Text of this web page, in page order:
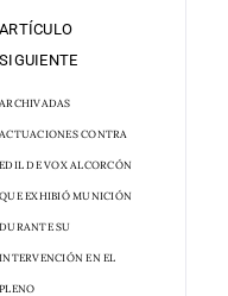
ARTÍCULO
SIGUIENTE
ARCHIVADAS
ACTUACIONES CONTRA
EDIL DE VOX ALCORCÓN
QUE EXHIBIÓ MUNICIÓN
DURANTE SU
INTERVENCIÓN EN EL
PLENO